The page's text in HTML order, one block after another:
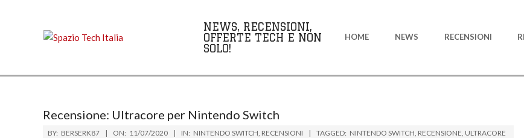
NEWS, RECENSIONI,
OFFERTE TECH E NON
SOLO!
Menu
HOME NEWS RECENSIONI
Recensione: Ultracore per Nintendo Switch
BY: BERSERK87 ON: 11/07/2020 IN: NINTENDO SWITCH, RECENSIONI TAGGED: NINTENDO SWITCH, RECENSIONE, ULTRACORE